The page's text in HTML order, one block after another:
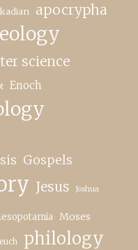
apocrypha
science
Enoch
Gospels
Jesus Joshua
Moses
philology